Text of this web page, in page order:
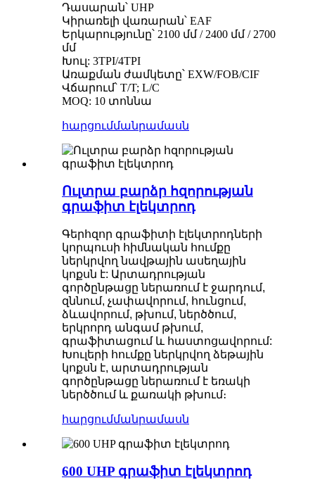
Դասարան՝ UHP
Կիրառելի վառարան՝ EAF
Երկարությունը՝ 2100 մմ / 2400 մմ / 2700
մմ
Խուլ: 3TPI/4TPI
Առաքման ժամկետը՝ EXW/FOB/CIF
Վճարում՝ T/T; L/C
MOQ: 10 տոննա
հարցումմանրամասն
Ուլտրա բարձր հզորության
գրաֆիտ էլեկտրոդ
Գերհզոր գրաֆիտի էլեկտրոդների
կորպուսի հիմնական հումքը
ներկրվող նավթային ասեղային
կոքսն է: Արտադրության
գործընթացը ներառում է ջարդում,
զննում, չափավորում, հունցում,
ձևավորում, թխում, ներծծում,
երկրորդ անգամ թխում,
գրաֆիտացում և հաստոցավորում:
Խուլերի հումքը ներկրվող ձեթային
կոքսն է, արտադրության
գործընթացը ներառում է եռակի
ներծծում և քառակի թխում։
հարցումմանրամասն
600 UHP գրաֆիտ էլեկտրոդ